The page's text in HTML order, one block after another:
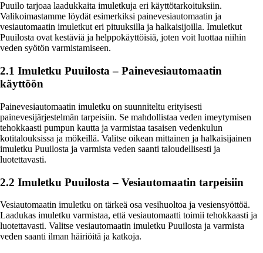
Puuilo tarjoaa laadukkaita imuletkuja eri käyttötarkoituksiin.
Valikoimastamme löydät esimerkiksi painevesiautomaatin ja
vesiautomaatin imuletkut eri pituuksilla ja halkaisijoilla. Imuletkut
Puuilosta ovat kestäviä ja helppokäyttöisiä, joten voit luottaa niihin
veden syötön varmistamiseen.
2.1 Imuletku Puuilosta – Painevesiautomaatin
käyttöön
Painevesiautomaatin imuletku on suunniteltu erityisesti
painevesijärjestelmän tarpeisiin. Se mahdollistaa veden imeytymisen
tehokkaasti pumpun kautta ja varmistaa tasaisen vedenkulun
kotitalouksissa ja mökeillä. Valitse oikean mittainen ja halkaisijainen
imuletku Puuilosta ja varmista veden saanti taloudellisesti ja
luotettavasti.
2.2 Imuletku Puuilosta – Vesiautomaatin tarpeisiin
Vesiautomaatin imuletku on tärkeä osa vesihuoltoa ja vesiensyöttöä.
Laadukas imuletku varmistaa, että vesiautomaatti toimii tehokkaasti ja
luotettavasti. Valitse vesiautomaatin imuletku Puuilosta ja varmista
veden saanti ilman häiriöitä ja katkoja.